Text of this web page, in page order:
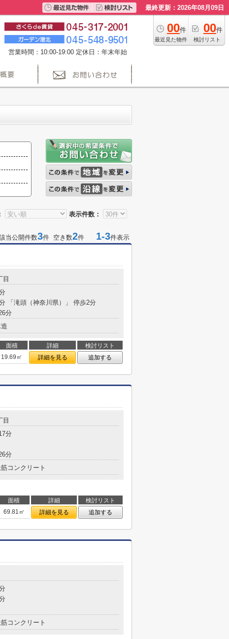
最終更新：2026年08月09日
00件
最近見た物件
00件
検討リスト
営業時間：10:00-19:00 定休日：年末年始
表示件数：
当公開件数3件 空き数2件 1-3件表示
目
「滝頭（神奈川県）」 停歩2分
分
面積 詳細
検討リスト
19.69㎡ 詳細を見る 追加する
目
分
分
コンクリート
面積 詳細
検討リスト
69.81㎡ 詳細を見る 追加する
コンクリート